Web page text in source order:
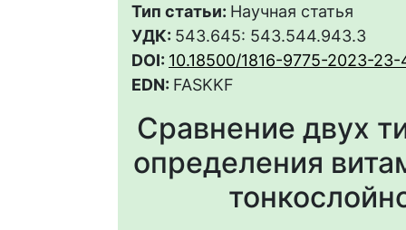
Тип статьи: Научная статья
УДК: 543.645: 543.544.943.3
DOI: 10.18500/1816-9775-2023-
EDN: FASKKF
Сравнение двух
определения